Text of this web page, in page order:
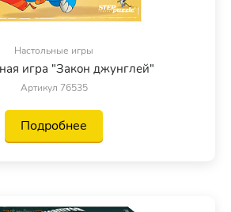
Настольные игры
игра "Закон джунглей"
Артикул 76535
Подробнее